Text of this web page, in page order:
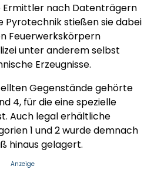
Ermittler nach Datenträgern
Pyrotechnik stießen sie dabei
Feuerwerkskörpern
unter anderem selbst
Erzeugnisse.
Gegenstände gehörte
4, für die eine spezielle
Auch legal erhältliche
1 und 2 wurde demnach
hinaus gelagert.
Anzeige